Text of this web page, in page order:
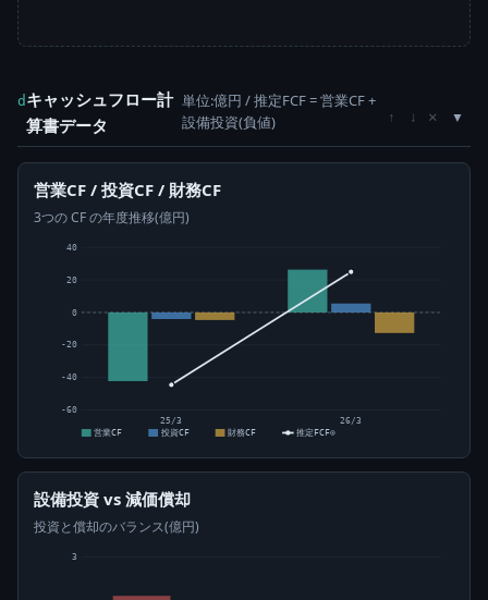
d キャッシュフロー計
算書データ
単位:億円 / 推定FCF = 営業CF +
設備投資(負値)
↑ ↓ ×
営業CF / 投資CF / 財務CF
3つの CF の年度推移(億円)
-60
-40
-20
0
20
40
25/3
26/3
営業CF
投資CF 財務CF 推定FCF⊙
設備投資 vs 減価償却
投資と償却のバランス(億円)
3